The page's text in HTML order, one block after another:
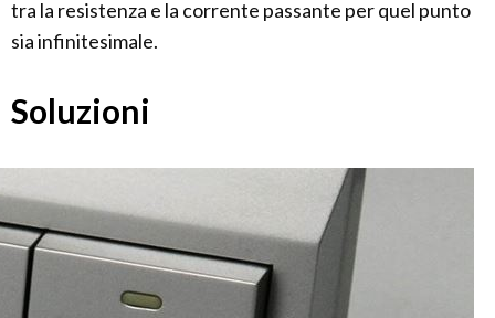
tra la resistenza e la corrente passante per quel punto
sia infinitesimale.
Soluzioni